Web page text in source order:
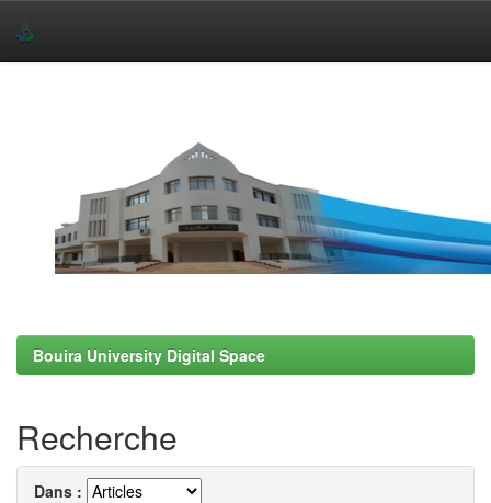
Bouira University Digital Space
Recherche
Dans :